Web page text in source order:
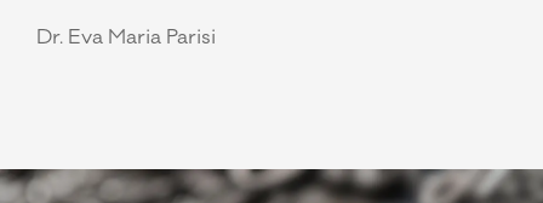
Dr. Eva Maria Parisi